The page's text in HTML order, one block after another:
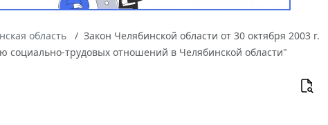
область
Закон Челябинской области от 30 октября 2003 г.
социально-трудовых отношений в Челябинской области"